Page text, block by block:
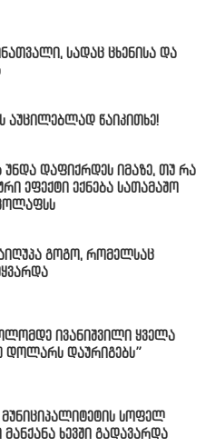
სადაც ცხენისა და
აუცილებლად წაიკითხე!
დაფიქრდეს იმაზე, თუ რა
ეფექტი ექნება სათამაშო
გოგო, რომელსაც
ივანიშვილი ყველა
დოლარს დაურიგებს”
სოფელ
მანქანა ხევში გადავარდა